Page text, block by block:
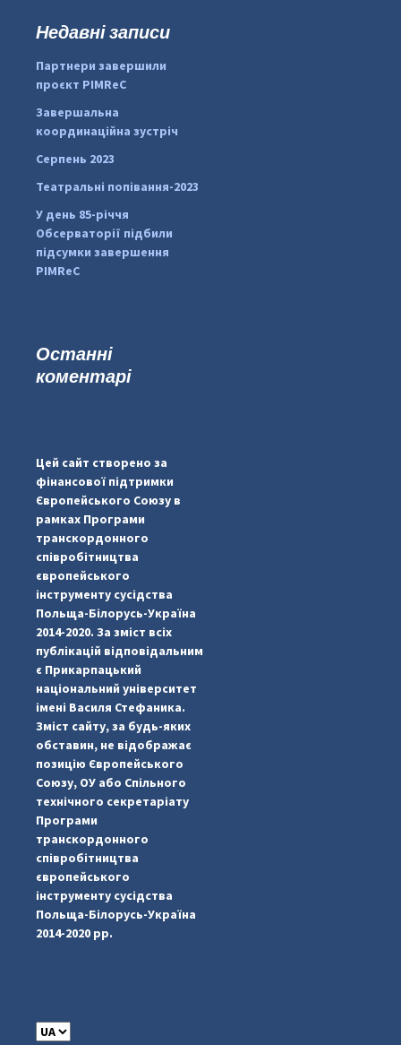
pimrec_project
#PipIvanToday
pimrec_project
:Недавні записи
Партнери завершили
проєкт PIMReC
Завершальна
координаційна зустріч
Серпень 2023
Театральні попівання-2023
У день 85-річчя
Обсерваторії підбили
підсумки завершення
PIMReC
Останні
коментарі
Цей сайт створено за
фінансової підтримки
Європейського Союзу в
рамках Програми
транскордонного
співробітництва
європейського
інструменту сусідства
Польща-Білорусь-Україна
2014-2020. За зміст всіх
публікацій відповідальним
є Прикарпацький
національний університет
імені Василя Стефаника.
Зміст сайту, за будь-яких
обставин, не відображає
позицію Європейського
Союзу, ОУ або Спільного
технічного секретаріату
Програми
транскордонного
співробітництва
європейського
інструменту сусідства
Польща-Білорусь-Україна
2014-2020 рр.
C